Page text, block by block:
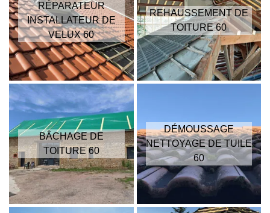
RÉPARATEUR
INSTALLATEUR DE
VELUX 60
REHAUSSEMENT DE
TOITURE 60
BÂCHAGE DE
TOITURE 60
DÉMOUSSAGE
NETTOYAGE DE TUILE
60